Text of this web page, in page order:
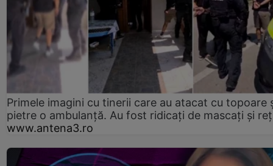
Primele imagini cu tinerii care au atacat cu topoare
pietre o ambulanță. Au fost ridicați de mascați și
www.antena3.ro